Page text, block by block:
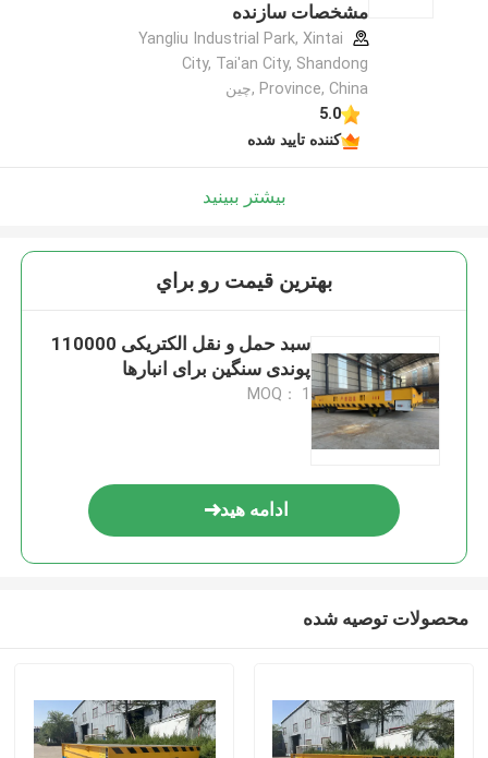
مشخصات سازنده
Yangliu Industrial Park, Xintai
City, Tai'an City, Shandong
Province, China ,چین
5.0
کننده تایید شده
بیشتر ببینید
بهترين قيمت رو براي
سبد حمل و نقل الکتریکی 110000
پوندی سنگین برای انبارها
MOQ： 1
ادامه هید
محصولات توصیه شده